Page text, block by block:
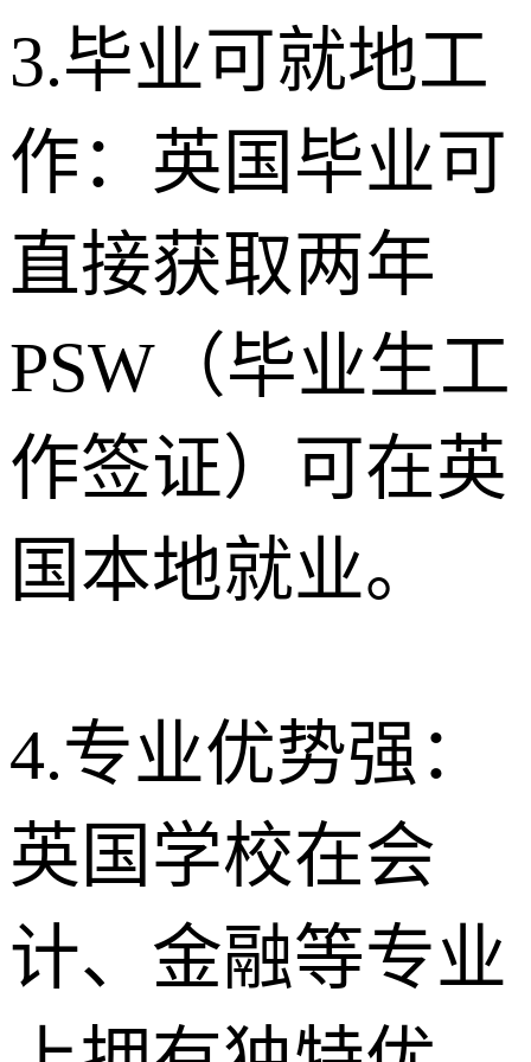
3.毕业可就地工
作：英国毕业可
直接获取两年
PSW（毕业生工
作签证）可在英
国本地就业。
4.专业优势强：
英国学校在会
计、金融等专业